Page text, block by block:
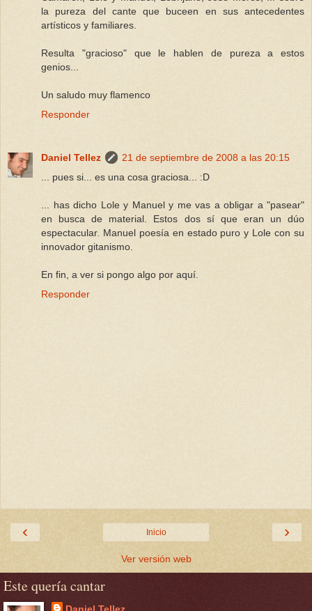
la pureza del cante que buceen en sus antecedentes
artísticos y familiares.
Resulta "gracioso" que le hablen de pureza a estos
genios...
Un saludo muy flamenco
Responder
Daniel Tellez
21 de septiembre de 2008 a las 20:15
... pues si... es una cosa graciosa... :D
... has dicho Lole y Manuel y me vas a obligar a "pasear"
en busca de material. Estos dos sí que eran un dúo
espectacular. Manuel poesía en estado puro y Lole con su
innovador gitanismo.
En fin, a ver si pongo algo por aquí.
Responder
‹ ›
Inicio
Ver versión web
Este quería cantar